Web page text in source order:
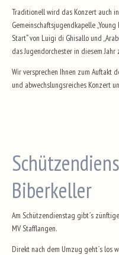
Traditionell wird das Konzert auch
Gemeinschaftsjugendkapelle
Start“ von Luigi di Ghisallo und
das Jugendorchester in diesem
Wir versprechen Ihnen zum Auftakt
und abwechslungsreiches Konzert
Biberkeller
Am Schützendienstag gibt´s
MV Stafflangen.
Direkt nach dem Umzug geht´s los